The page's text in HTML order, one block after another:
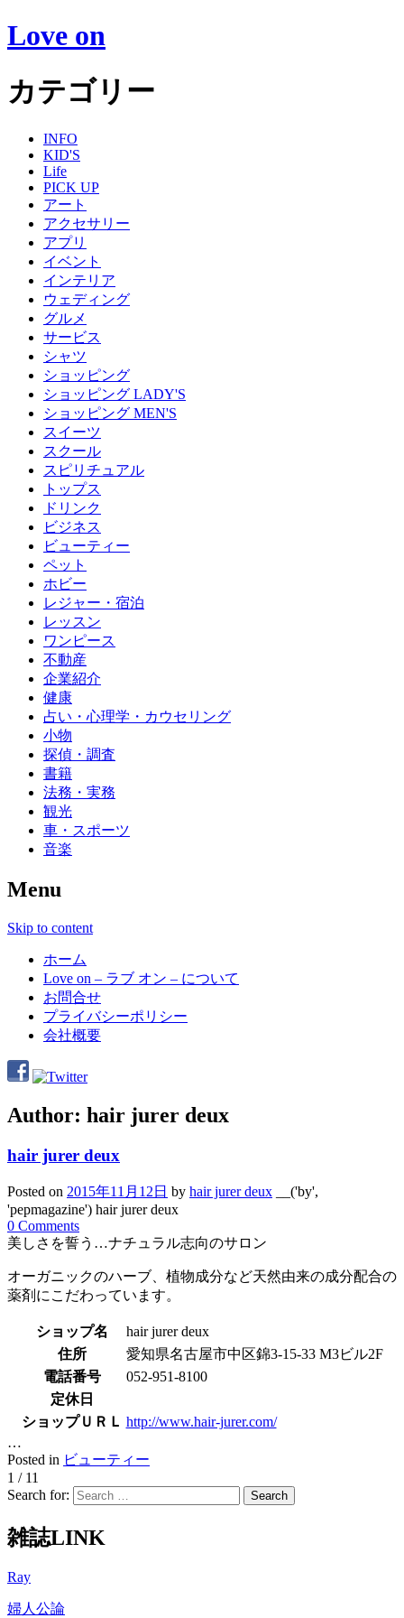
Love on
カテゴリー
INFO
KID'S
Life
PICK UP
アート
アクセサリー
アプリ
イベント
インテリア
ウェディング
グルメ
サービス
シャツ
ショッピング
ショッピング LADY'S
ショッピング MEN'S
スイーツ
スクール
スピリチュアル
トップス
ドリンク
ビジネス
ビューティー
ペット
ホビー
レジャー・宿泊
レッスン
ワンピース
不動産
企業紹介
健康
占い・心理学・カウセリング
小物
探偵・調査
書籍
法務・実務
観光
車・スポーツ
音楽
Menu
Skip to content
ホーム
Love on – ラブ オン – について
お問合せ
プライバシーポリシー
会社概要
Author: hair jurer deux
hair jurer deux
Posted on 2015年11月12日 by hair jurer deux __('by',
'pepmagazine') hair jurer deux
0 Comments
美しさを誓う…ナチュラル志向のサロン
オーガニックのハーブ、植物成分など天然由来の成分配合の
薬剤にこだわっています。
ショップ名
hair jurer deux
住所
愛知県名古屋市中区錦3-15-33 M3ビル2F
電話番号
052-951-8100
定休日
ショップＵＲＬ http://www.hair-jurer.com/
…
Posted in ビューティー
1 / 11
Search for:
雑誌LINK
Ray
婦人公論